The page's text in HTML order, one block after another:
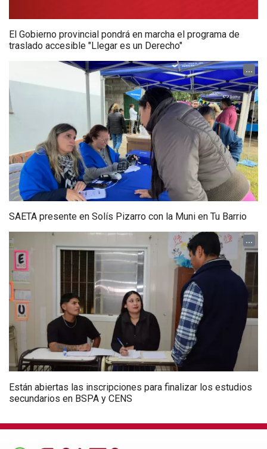
El Gobierno provincial pondrá en marcha el programa de
traslado accesible "Llegar es un Derecho"
...
SAETA presente en Solís Pizarro con la Muni en Tu Barrio
...
Están abiertas las inscripciones para finalizar los estudios
secundarios en BSPA y CENS